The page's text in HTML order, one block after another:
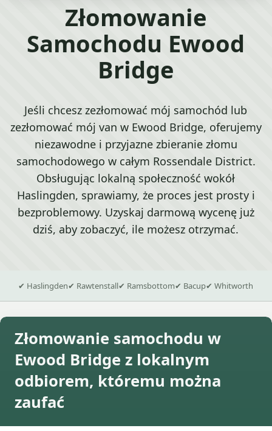
Złomowanie
Samochodu Ewood
Bridge
Jeśli chcesz zezłomować mój samochód lub
zezłomować mój van w Ewood Bridge, oferujemy
niezawodne i przyjazne zbieranie złomu
samochodowego w całym Rossendale District.
Obsługując lokalną społeczność wokół
Haslingden, sprawiamy, że proces jest prosty i
bezproblemowy. Uzyskaj darmową wycenę już
dziś, aby zobaczyć, ile możesz otrzymać.
✔ Haslingden✔ Rawtenstall✔ Ramsbottom✔ Bacup✔ Whitworth
Złomowanie samochodu w
Ewood Bridge z lokalnym
odbiorem, któremu można
zaufać